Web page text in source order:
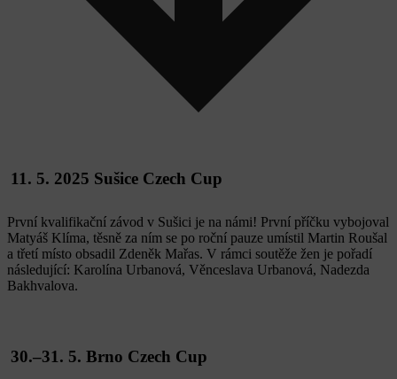
11. 5. 2025 Sušice Czech Cup
První kvalifikační závod v Sušici je na námi! První příčku vybojoval
Matyáš Klíma, těsně za ním se po roční pauze umístil Martin Roušal
a třetí místo obsadil Zdeněk Mařas. V rámci soutěže žen je pořadí
následující: Karolína Urbanová, Věnceslava Urbanová, Nadezda
Bakhvalova.
30.–31. 5. Brno Czech Cup